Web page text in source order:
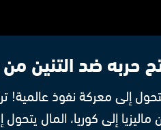
حربه ضد التنين
إلى معركة نفوذ
إلى كوريا، المال